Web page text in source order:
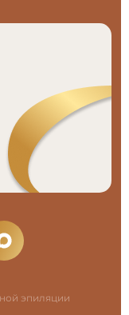
эпиляции